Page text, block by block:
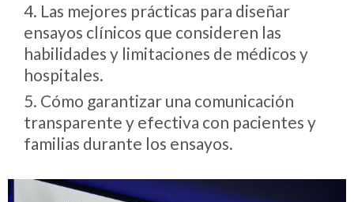
4. Las mejores prácticas para diseñar
ensayos clínicos que consideren las
habilidades y limitaciones de médicos y
hospitales.
5. Cómo garantizar una comunicación
transparente y efectiva con pacientes y
familias durante los ensayos.